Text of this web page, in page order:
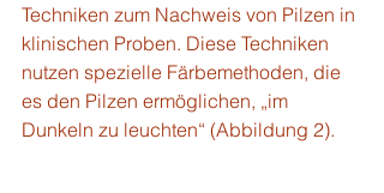
Techniken zum Nachweis von Pilzen in
klinischen Proben. Diese Techniken
nutzen spezielle Färbemethoden, die
es den Pilzen ermöglichen, „im
Dunkeln zu leuchten“ (Abbildung 2).